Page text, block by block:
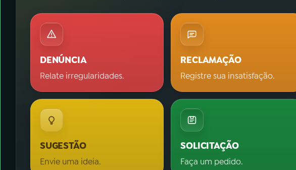
DENÚNCIA
Relate irregularidades.
RECLAMAÇÃO
Registre sua insatisfação.
SUGESTÃO
Envie uma ideia.
SOLICITAÇÃO
Faça um pedido.